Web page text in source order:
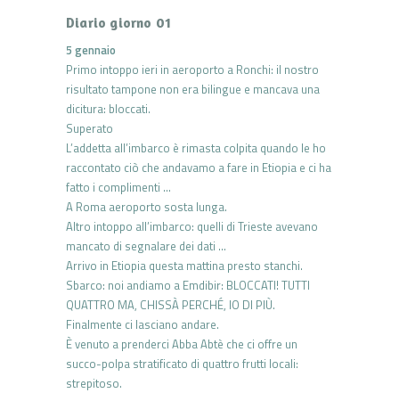
Diario giorno 01
5 gennaio
Primo intoppo ieri in aeroporto a Ronchi: il nostro
risultato tampone non era bilingue e mancava una
dicitura: bloccati.
Superato
L’addetta all’imbarco è rimasta colpita quando le ho
raccontato ciò che andavamo a fare in Etiopia e ci ha
fatto i complimenti …
A Roma aeroporto sosta lunga.
Altro intoppo all’imbarco: quelli di Trieste avevano
mancato di segnalare dei dati …
Arrivo in Etiopia questa mattina presto stanchi.
Sbarco: noi andiamo a Emdibir: BLOCCATI! TUTTI
QUATTRO MA, CHISSÀ PERCHÉ, IO DI PIÙ.
Finalmente ci lasciano andare.
È venuto a prenderci Abba Abtè che ci offre un
succo-polpa stratificato di quattro frutti locali:
strepitoso.